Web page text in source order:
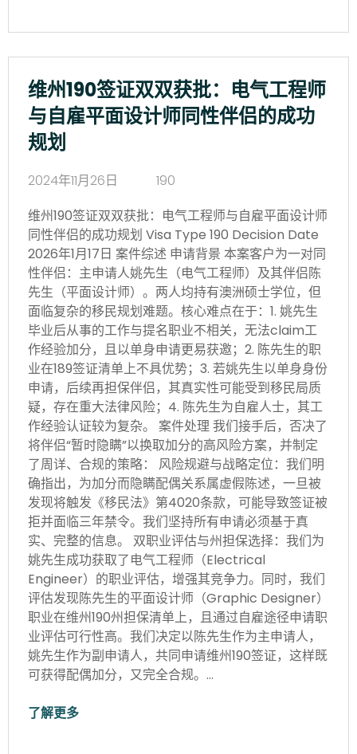
维州190签证双双获批：电气工程师
与自雇平面设计师同性伴侣的成功
规划
2024年11月26日
190
维州190签证双双获批：电气工程师与自雇平面设计师
同性伴侣的成功规划 Visa Type 190 Decision Date
2026年1月17日 案件综述 申请背景 本案客户为一对同
性伴侣：主申请人姚先生（电气工程师）及其伴侣陈
先生（平面设计师）。两人均持有澳洲硕士学位，但
面临复杂的移民规划难题。核心难点在于：1. 姚先生
毕业后从事的工作与提名职业不相关，无法claim工
作经验加分，且以单身申请更易获邀；2. 陈先生的职
业在189签证清单上不具优势；3. 若姚先生以单身身份
申请，后续再担保伴侣，其真实性可能受到移民局质
疑，存在重大法律风险；4. 陈先生为自雇人士，其工
作经验认证较为复杂。 案件处理 我们接手后，否决了
将伴侣“暂时隐瞒”以换取加分的高风险方案，并制定
了周详、合规的策略： 风险规避与战略定位：我们明
确指出，为加分而隐瞒配偶关系属虚假陈述，一旦被
发现将触发《移民法》第4020条款，可能导致签证被
拒并面临三年禁令。我们坚持所有申请必须基于真
实、完整的信息。 双职业评估与州担保选择：我们为
姚先生成功获取了电气工程师（Electrical
Engineer）的职业评估，增强其竞争力。同时，我们
评估发现陈先生的平面设计师（Graphic Designer）
职业在维州190州担保清单上，且通过自雇途径申请职
业评估可行性高。我们决定以陈先生作为主申请人，
姚先生作为副申请人，共同申请维州190签证，这样既
可获得配偶加分，又完全合规。…
了解更多